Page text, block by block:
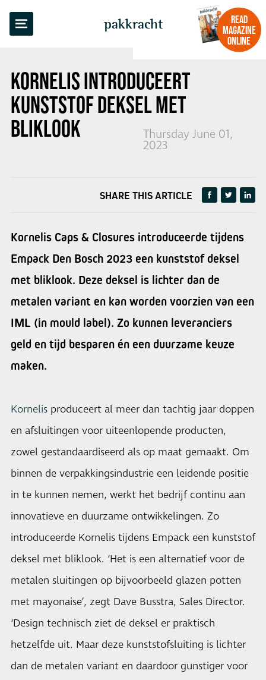
pakkracht
READ
MAGAZINE
ONLINE
KORNELIS INTRODUCEERT
KUNSTSTOF DEKSEL MET
BLIKLOOK
Thursday June 01,
2023
BACK TO OVERVIEW
SHARE THIS ARTICLE
Kornelis Caps & Closures introduceerde tijdens
Empack Den Bosch 2023 een kunststof deksel
met bliklook. Deze deksel is lichter dan de
metalen variant en kan worden voorzien van een
IML (in mould label). Zo kunnen leveranciers
geld en tijd besparen én een duurzame keuze
maken.
Kornelis produceert al meer dan tachtig jaar doppen
en afsluitingen voor uiteenlopende producten,
zowel gestandaardiseerd als op maat gemaakt. Om
binnen de verpakkingsindustrie een leidende positie
in te kunnen nemen, werkt het bedrijf continu aan
innovatieve en duurzame ontwikkelingen. Zo
introduceerde Kornelis tijdens Empack een kunststof
deksel met bliklook. ‘Het is een alternatief voor de
metalen sluitingen op bijvoorbeeld glazen potten
met mayonaise’, zegt Dave Busstra, Sales Director.
‘Design technisch ziet de deksel er praktisch
hetzelfde uit. Maar deze kunststofsluiting is lichter
dan de metalen variant en daardoor gunstiger voor